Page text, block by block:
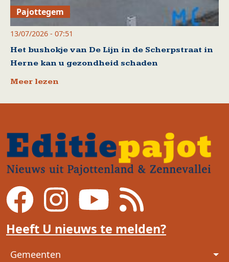
Pajottegem
13/07/2026 - 07:51
Het bushokje van De Lijn in de Scherpstraat in
Herne kan u gezondheid schaden
Meer lezen
Heeft U nieuws te melden?
Voet
Gemeenten